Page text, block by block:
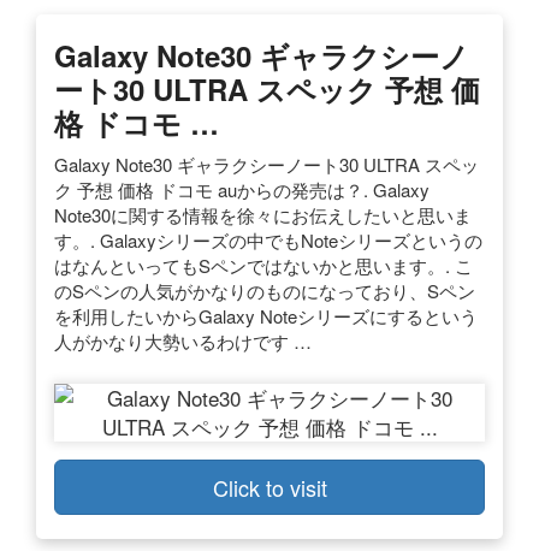
Galaxy Note30 ギャラクシーノ
ート30 ULTRA スペック 予想 価
格 ドコモ …
Galaxy Note30 ギャラクシーノート30 ULTRA スペッ
ク 予想 価格 ドコモ auからの発売は？. Galaxy
Note30に関する情報を徐々にお伝えしたいと思いま
す。. Galaxyシリーズの中でもNoteシリーズというの
はなんといってもSペンではないかと思います。. こ
のSペンの人気がかなりのものになっており、Sペン
を利用したいからGalaxy Noteシリーズにするという
人がかなり大勢いるわけです …
Click to visit